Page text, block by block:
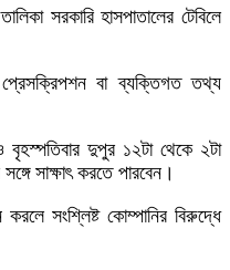
সরকারি হাসপাতালের টেবিলে
বা ব্যক্তিগত তথ্য
বৃহস্পতিবার দুপুর ১২টা থেকে ২টা
সাক্ষাৎ করতে পারবেন।
সংশ্লিষ্ট কোম্পানির বিরুদ্ধে